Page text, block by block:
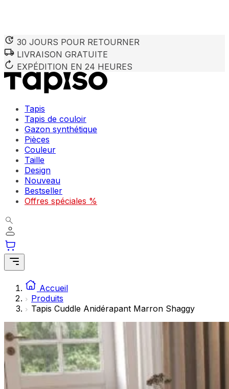
30 JOURS POUR RETOURNER
LIVRAISON GRATUITE
EXPÉDITION EN 24 HEURES
Tapis
Tapis de couloir
Gazon synthétique
Pièces
Couleur
Taille
Design
Nouveau
Bestseller
Offres spéciales %
Accueil
Produits
Tapis Cuddle Anidérapant Marron Shaggy
Nous utilisons des cookies pour personnaliser le contenu
partenaires peuvent combiner ces informations avec
utilisation de leurs services.
Les cookies indispensables sont cruciaux pour les
Les cookies liés aux préférences permettent au site de
comme votre langue préférée ou la région dans laquelle
Les cookies marketing sont utilisés pour suivre les
engageantes pour l'utilisateur individuel et, par
Les cookies non classés sont des cookies qui sont en